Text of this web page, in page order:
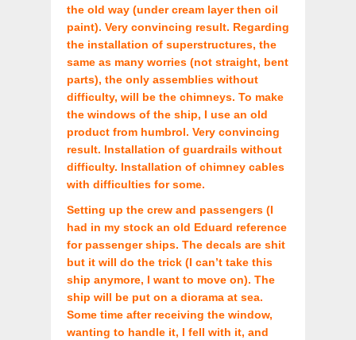
the old way (under cream layer then oil
paint). Very convincing result. Regarding
the installation of superstructures, the
same as many worries (not straight, bent
parts), the only assemblies without
difficulty, will be the chimneys. To make
the windows of the ship, I use an old
product from humbrol. Very convincing
result. Installation of guardrails without
difficulty. Installation of chimney cables
with difficulties for some.
Setting up the crew and passengers (I
had in my stock an old Eduard reference
for passenger ships. The decals are shit
but it will do the trick (I can’t take this
ship anymore, I want to move on). The
ship will be put on a diorama at sea.
Some time after receiving the window,
wanting to handle it, I fell with it, and